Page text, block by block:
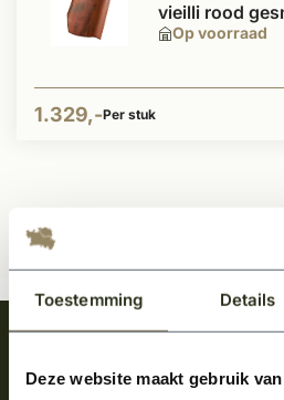
Toestemming Details
Deze website maakt gebruik
Op voorraad
vieilli rood
1.329,-Per stuk
over onze kempische